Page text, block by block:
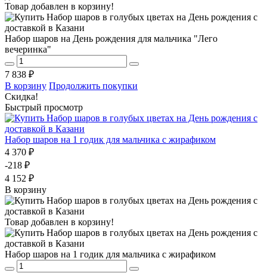
Товар добавлен в корзину!
Набор шаров на День рождения для мальчика "Лего
вечеринка"
7 838 ₽
В корзину Продолжить покупки
Скидка!
Быстрый просмотр
Набор шаров на 1 годик для мальчика с жирафиком
4 370 ₽
-218 ₽
4 152 ₽
В корзину
Товар добавлен в корзину!
Набор шаров на 1 годик для мальчика с жирафиком